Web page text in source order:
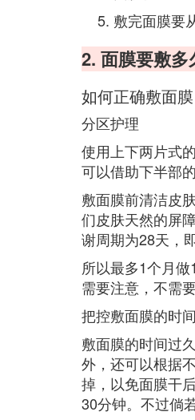
敷完面膜要
2. 面膜要敷多
如何正确敷面
分区护理
使用上下两片式
可以借助下半部
敷面膜前清洁皮
们皮肤天然的屏
谢周期为28天，
所以最多1个月
需要注意，不需
把控敷面膜的时
敷面膜的时间过
外，还可以根据
掉，以免面膜干
30分钟。不过倘